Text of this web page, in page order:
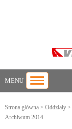
MENU
Strona główna > Oddziały >
Archiwum 2014